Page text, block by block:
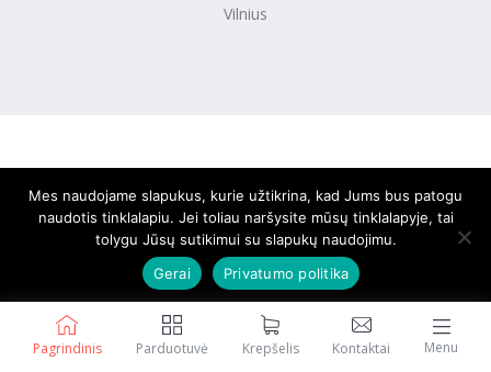
Pagrindinis Parduotuvė Krepšelis Kontaktai Menu
Vilnius
Mes naudojame slapukus, kurie užtikrina, kad Jums bus patogu
naudotis tinklalapiu. Jei toliau naršysite mūsų tinklalapyje, tai
tolygu Jūsų sutikimui su slapukų naudojimu.
Gerai
Privatumo politika